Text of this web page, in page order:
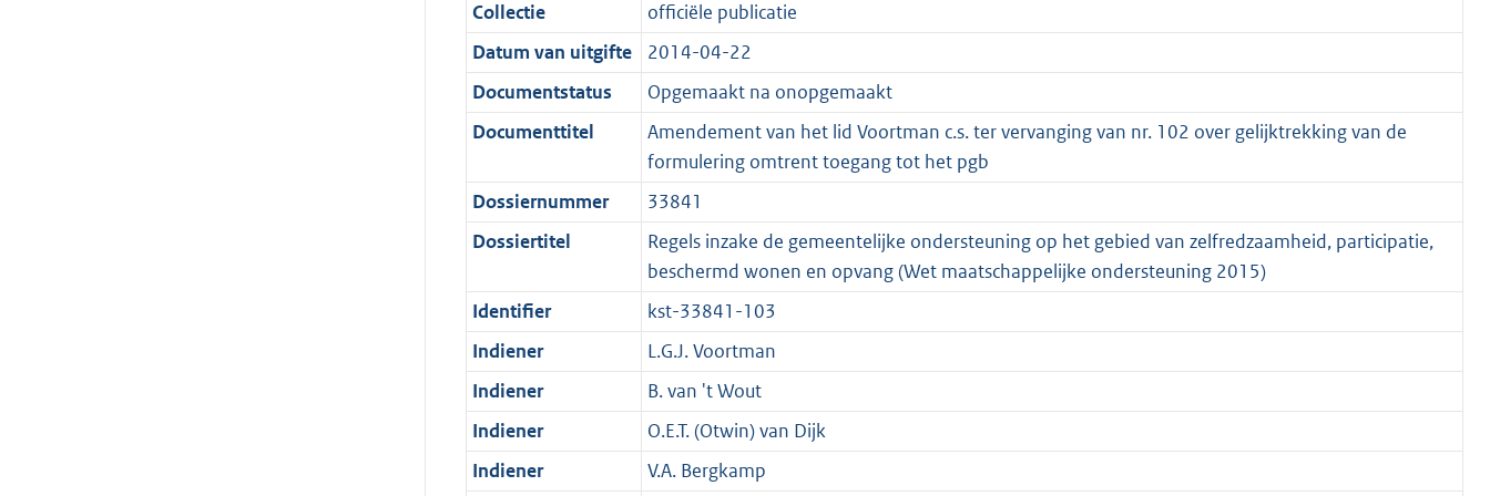
i
e
i
n
o
r
m
a
t
3
8
K
b
t
i
e
i
f
o
r
a
a
t
:
7
K
b
a
t
i
e
n
f
o
m
a
a
t
e
:
4
K
c
a
t
i
i
n
f
r
m
a
a
t
t
e
:
2
b
d
s
g
r
o
o
t
e
:
3
K
b
n
d
s
g
r
o
t
t
e
3
K
b
Collectie
officiële publicatie
Datum van uitgifte
2014-04-22
Documentstatus
Opgemaakt na onopgemaakt
Documenttitel
Amendement van het lid Voortman c.s. ter vervanging van nr. 102 over gelijktrekking van de
formulering omtrent toegang tot het pgb
Dossiernummer
33841
Dossiertitel
Regels inzake de gemeentelijke ondersteuning op het gebied van zelfredzaamheid, participatie,
beschermd wonen en opvang (Wet maatschappelijke ondersteuning 2015)
Identifier
kst-33841-103
Indiener
L.G.J. Voortman
Indiener
B. van 't Wout
Indiener
O.E.T. (Otwin) van Dijk
Indiener
V.A. Bergkamp